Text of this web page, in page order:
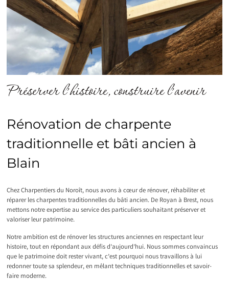
Préserver l’histoire, construire l’avenir
Rénovation de charpente
traditionnelle et bâti ancien à
Blain
Chez Charpentiers du Noroît, nous avons à cœur de rénover, réhabiliter et
réparer les charpentes traditionnelles du bâti ancien. De Royan à Brest, nous
mettons notre expertise au service des particuliers souhaitant préserver et
valoriser leur patrimoine.
Notre ambition est de rénover les structures anciennes en respectant leur
histoire, tout en répondant aux défis d’aujourd’hui. Nous sommes convaincus
que le patrimoine doit rester vivant, c’est pourquoi nous travaillons à lui
redonner toute sa splendeur, en mêlant techniques traditionnelles et savoir-
faire moderne.